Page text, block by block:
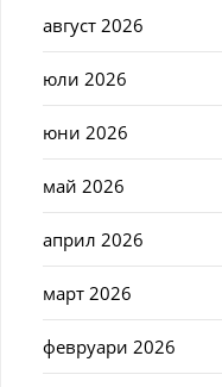
август 2026
юли 2026
юни 2026
май 2026
април 2026
март 2026
февруари 2026